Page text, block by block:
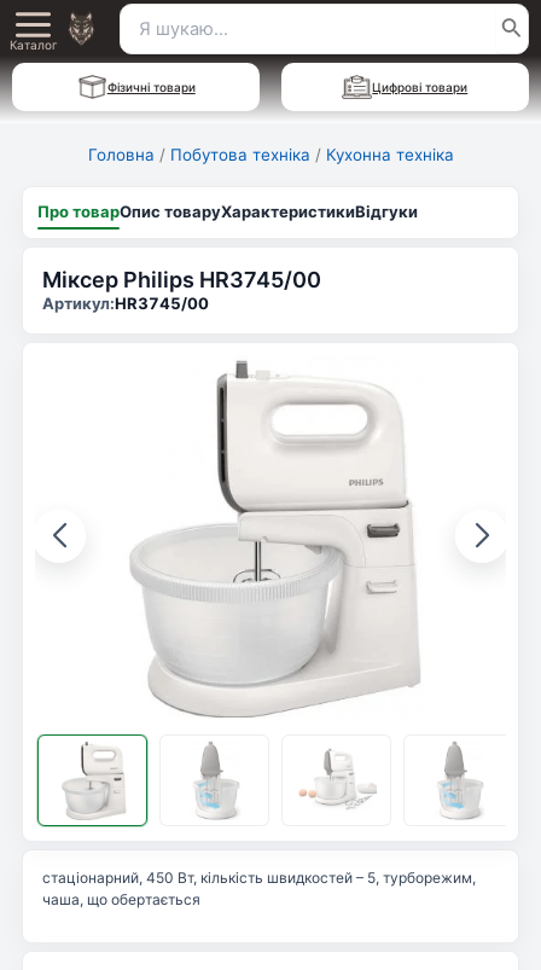
Перейти
до
вмісту
Main
Menu
Каталог
Пошук
для:
Фізичні товари Цифрові товари
Головна / Побутова техніка / Кухонна техніка
Про товарОпис товаруХарактеристикиВідгуки
Міксер Philips HR3745/00
Артикул:HR3745/00
стаціонарний, 450 Вт, кількість швидкостей – 5, турборежим,
чаша, що обертається